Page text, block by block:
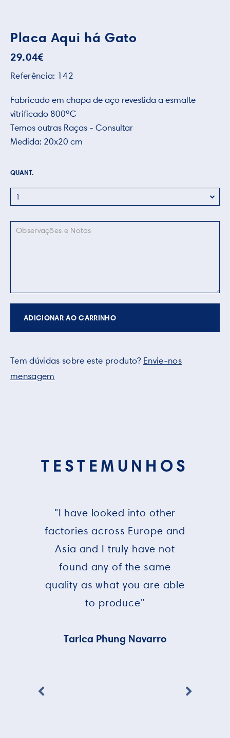
Placa Aqui há Gato
29.04€
Referência: 142
Fabricado em chapa de aço revestida a esmalte
vitrificado 800ºC
Temos outras Raças - Consultar
Medida: 20x20 cm
QUANT.
ADICIONAR AO CARRINHO
Tem dúvidas sobre este produto? Envie-nos
mensagem
TESTEMUNHOS
"I have looked into other
factories across Europe and
Asia and I truly have not
found any of the same
quality as what you are able
to produce"
Tarica Phung Navarro